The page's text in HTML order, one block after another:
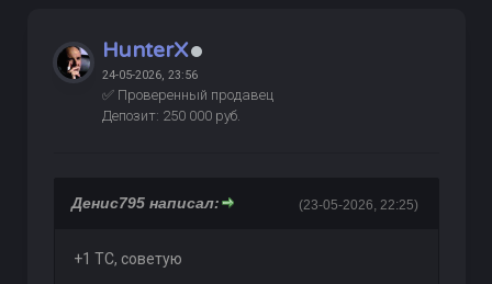
HunterX
24-05-2026, 23:56
✅ Проверенный продавец
Депозит: 250 000 руб.
(23-05-2026, 22:25)
Денис795 написал:
+1 ТС, советую